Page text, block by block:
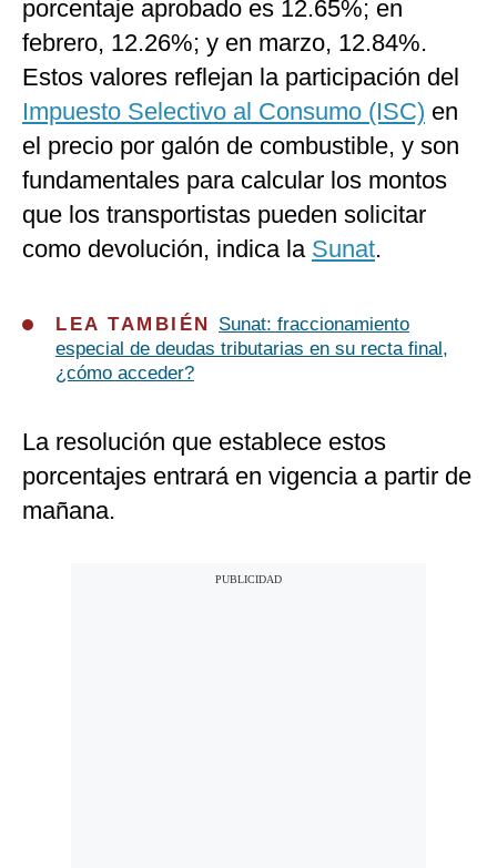
porcentaje aprobado es 12.65%; en
febrero, 12.26%; y en marzo, 12.84%.
Estos valores reflejan la participación del
Impuesto Selectivo al Consumo (ISC) en
el precio por galón de combustible, y son
fundamentales para calcular los montos
que los transportistas pueden solicitar
como devolución, indica la Sunat.
LEA TAMBIÉN Sunat: fraccionamiento
especial de deudas tributarias en su recta final,
¿cómo acceder?
La resolución que establece estos
porcentajes entrará en vigencia a partir de
mañana.